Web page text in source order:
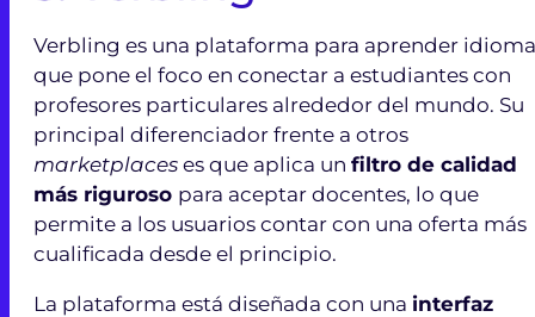
Verbling es una plataforma para aprender
que pone el foco en conectar a estudiantes con
profesores particulares alrededor del mundo. Su
principal diferenciador frente a otros
marketplaces es que aplica un filtro de calidad
más riguroso para aceptar docentes, lo que
permite a los usuarios contar con una oferta más
cualificada desde el principio.
La plataforma está diseñada con una interfaz